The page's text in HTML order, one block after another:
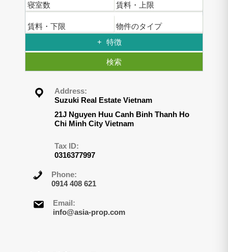
寝室数 賃料・上限
賃料・下限
物件のタイプ
特徴
検索
Address:
Suzuki Real Estate Vietnam
21J Nguyen Huu Canh Binh Thanh Ho
Chi Minh City Vietnam
Tax ID:
0316377997
Phone:
0914 408 621
Email:
info@asia-prop.com